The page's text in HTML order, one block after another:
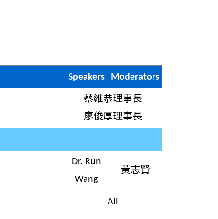
Speakers Moderators
蔡維恭理事長
廖俊厚理事長
Dr. Run
Wang
黃志賢
All